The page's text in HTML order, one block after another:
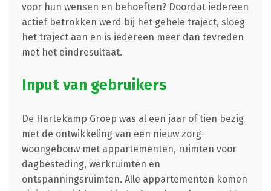
voor hun wensen en behoeften? Doordat iedereen
actief betrokken werd bij het gehele traject, sloeg
het traject aan en is iedereen meer dan tevreden
met het eindresultaat.
Input van gebruikers
De Hartekamp Groep was al een jaar of tien bezig
met de ontwikkeling van een nieuw zorg-
woongebouw met appartementen, ruimten voor
dagbesteding, werkruimten en
ontspanningsruimten. Alle appartementen komen